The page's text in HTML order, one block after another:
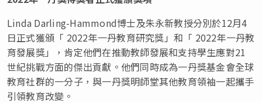
Linda Darling-Hammond博士及朱永新教授分別於12月4
日正式獲頒 「 2022年一丹教育研究獎 」 和 「 2022年一丹教
育發展獎」 ， 肯定他們在推動教師發展和支持學生應對21
世紀挑戰方面的傑出貢獻。他們同時成為一丹獎基金會全球
教育社群的一分子，與一丹獎明師堂其他教育領袖一起攜手
引領教育改變。